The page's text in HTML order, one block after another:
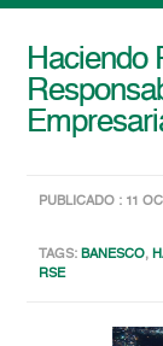
Haciendo
PUBLICADO : 11
TAGS:BANESCO,
RSE